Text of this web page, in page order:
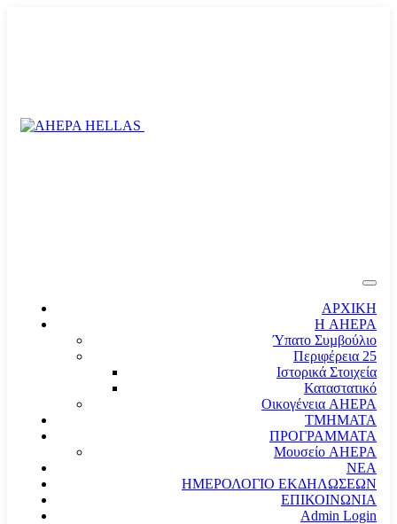
ΑΡΧΙΚΗ
Η AHEPA
Ύπατο Συµβούλιο
Περιφέρεια 25
Ιστορικά Στοιχεία
Καταστατικό
Οικογένεια AHEPA
ΤΜΗΜΑΤΑ
ΠΡΟΓΡΑΜΜΑΤΑ
Μουσείο AHEPA
ΝΕΑ
ΗΜΕΡΟΛΟΓΙΟ ΕΚΔΗΛΩΣΕΩΝ
ΕΠΙΚΟΙΝΩΝΙΑ
Admin Login